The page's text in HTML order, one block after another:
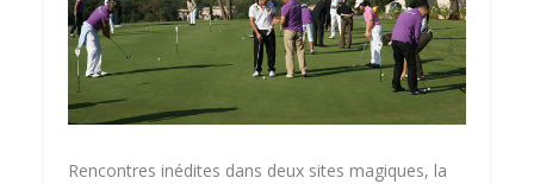
Rencontres inédites dans deux sites magiques, la